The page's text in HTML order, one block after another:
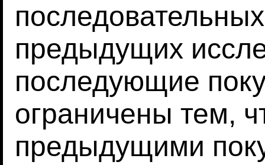
предыдущих
последующие
ограничены тем,
предыдущими